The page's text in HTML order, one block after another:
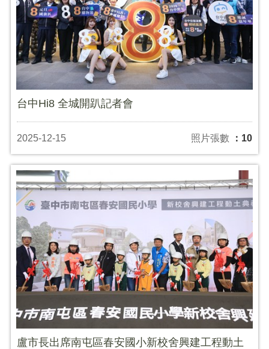
台中Hi8 全城開趴記者會
2025-12-15 照片張數 ：10
盧市長出席南屯區春安國小新校舍興建工程動土